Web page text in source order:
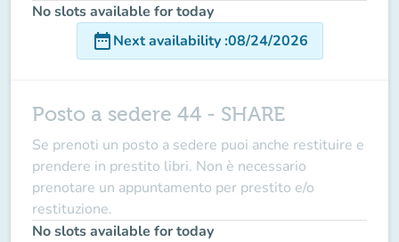
No slots available for today
date_rangeNext availability:08/24/2026
Posto a sedere 44 - SHARE
Se prenoti un posto a sedere puoi anche restituire e
prendere in prestito libri. Non è necessario
prenotare un appuntamento per prestito e/o
restituzione.
No slots available for today